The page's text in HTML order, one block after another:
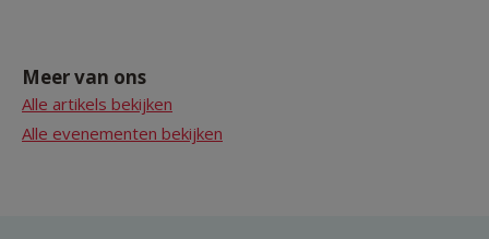
Meer van ons
Alle artikels bekijken
Alle evenementen bekijken